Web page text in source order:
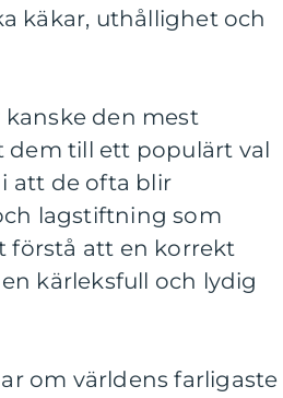
käkar, uthållighet och
den mest
dem till ett populärt val
att de ofta blir
lagstiftning som
förstå att en korrekt
kärleksfull och lydig
om världens farligaste